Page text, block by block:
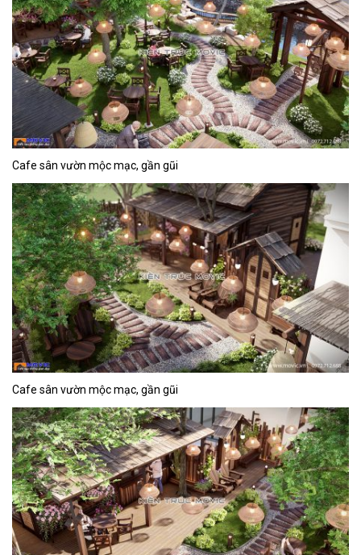
Cafe sân vườn mộc mạc, gần gũi
Cafe sân vườn mộc mạc, gần gũi